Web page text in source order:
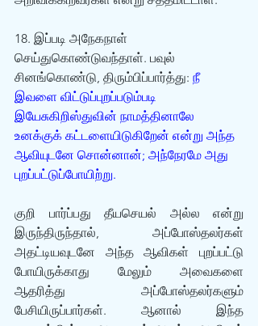
18. இப்படி அநேகநாள்
செய்துகொண்டுவந்தாள். பவுல்
சினங்கொண்டு, திரும்பிப்பார்த்து: நீ
இவளை விட்டுப்புறப்படும்படி
இயேசுகிறிஸ்துவின் நாமத்தினாலே
உனக்குக் கட்டளையிடுகிறேன் என்று அந்த
ஆவியுடனே சொன்னான்; அந்நேரமே அது
புறப்பட்டுப்போயிற்று.
குறி பார்ப்பது தீயசெயல் அல்ல என்று
இருந்திருந்தால், அப்போஸ்தலர்கள்
அதட்டியவுடனே அந்த ஆவிகள் புறப்பட்டு
போயிருக்காது மேலும் அவைகளை
ஆதரித்து அப்போஸ்தலர்களும்
பேசியிருப்பார்கள். ஆனால் இந்த